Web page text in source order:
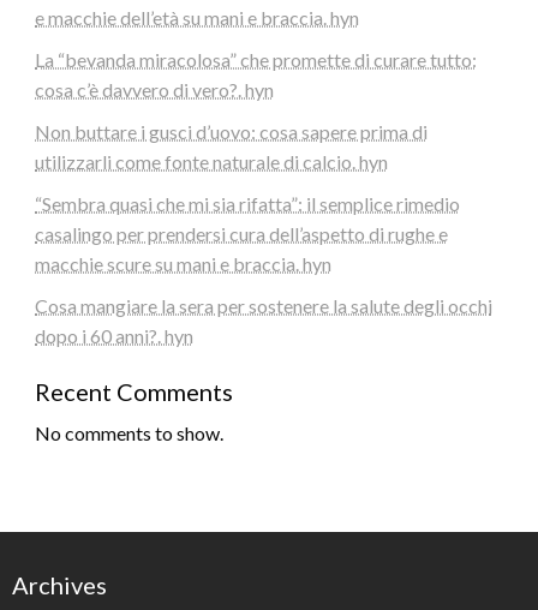
e macchie dell’età su mani e braccia. hyn
La “bevanda miracolosa” che promette di curare tutto:
cosa c’è davvero di vero?. hyn
Non buttare i gusci d’uovo: cosa sapere prima di
utilizzarli come fonte naturale di calcio. hyn
“Sembra quasi che mi sia rifatta”: il semplice rimedio
casalingo per prendersi cura dell’aspetto di rughe e
macchie scure su mani e braccia. hyn
Cosa mangiare la sera per sostenere la salute degli occhi
dopo i 60 anni?. hyn
Recent Comments
No comments to show.
Archives